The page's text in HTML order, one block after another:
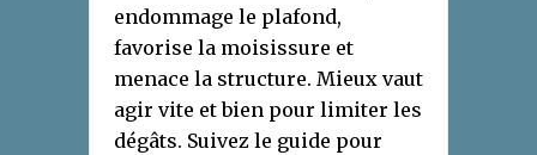
endommage le plafond,
favorise la moisissure et
menace la structure. Mieux vaut
agir vite et bien pour limiter les
dégâts. Suivez le guide pour